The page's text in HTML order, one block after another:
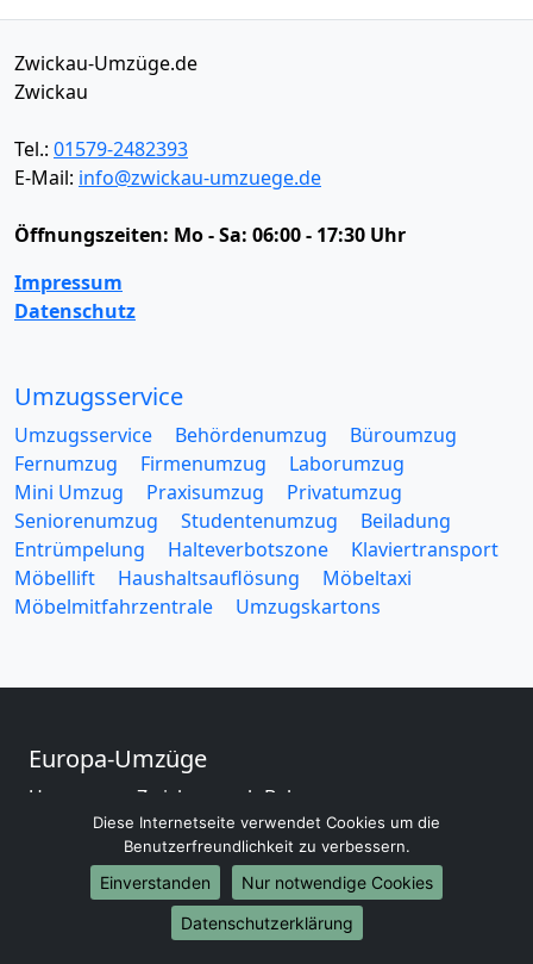
Zwickau-Umzüge.de
Zwickau
Tel.: 01579-2482393
E-Mail: info@zwickau-umzuege.de
Öffnungszeiten: Mo - Sa: 06:00 - 17:30 Uhr
Impressum
Datenschutz
Umzugsservice
Umzugsservice Behördenumzug
Büroumzug
Fernumzug
Firmenumzug
Laborumzug
Mini Umzug
Praxisumzug
Privatumzug
Seniorenumzug
Studentenumzug
Beiladung
Entrümpelung
Halteverbotszone
Klaviertransport
Möbellift
Haushaltsauflösung
Möbeltaxi
Möbelmitfahrzentrale
Umzugskartons
Europa-Umzüge
Umzug von Zwickau nach Belarus
Umzug von Zwickau nach Belgien
Umzug von Zwickau nach Bulgarien
Umzug von Zwickau nach Dänemark
Umzug von Zwickau nach England
Umzug von Zwickau nach Portugal
Diese Internetseite verwendet Cookies um die
Benutzerfreundlichkeit zu verbessern.
Einverstanden
Nur notwendige Cookies
Datenschutzerklärung